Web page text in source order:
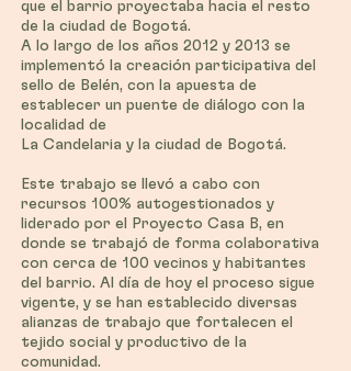
que el barrio proyectaba hacia el resto
de la ciudad de Bogotá.
A lo largo de los años 2012 y 2013 se
implementó la creación participativa del
sello de Belén, con la apuesta de
establecer un puente de diálogo con la
localidad de
La Candelaria y la ciudad de Bogotá.
Este trabajo se llevó a cabo con
recursos 100% autogestionados y
liderado por el Proyecto Casa B, en
donde se trabajó de forma colaborativa
con cerca de 100 vecinos y habitantes
del barrio. Al día de hoy el proceso sigue
vigente, y se han establecido diversas
alianzas de trabajo que fortalecen el
tejido social y productivo de la
comunidad.